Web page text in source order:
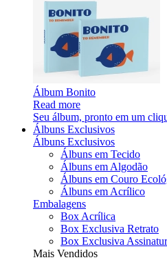
Álbum Bonito
Read more
Seu álbum, pronto em um
Álbuns Exclusivos
Álbuns Exclusivos
Álbuns em Tecido
Álbuns em Algodão
Álbuns em Couro
Álbuns em Acrílico
Embalagens
Box Acrílica
Box Exclusiva Retrato
Box Exclusiva
Mais Vendidos